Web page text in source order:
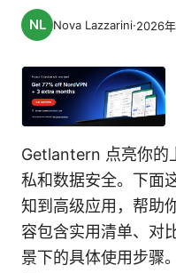
Nova Lazzarini·2026
Getlantern 点亮你的
私和数据安全。下面
知到高级应用，帮助
容包含实用清单、对
景下的具体使用步骤